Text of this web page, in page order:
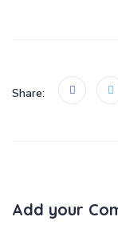
Share:
Add your